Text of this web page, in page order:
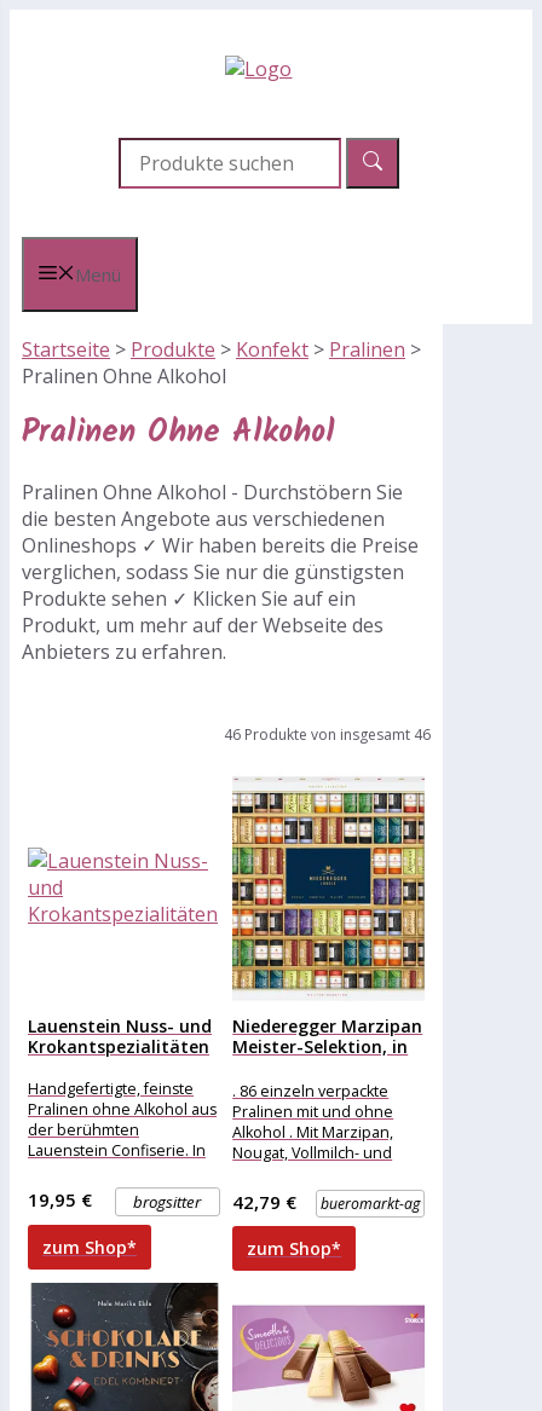
Menü
Startseite > Produkte > Konfekt > Pralinen >
Pralinen Ohne Alkohol
Pralinen Ohne Alkohol
Pralinen Ohne Alkohol - Durchstöbern Sie
die besten Angebote aus verschiedenen
Onlineshops ✓ Wir haben bereits die Preise
verglichen, sodass Sie nur die günstigsten
Produkte sehen ✓ Klicken Sie auf ein
Produkt, um mehr auf der Webseite des
Anbieters zu erfahren.
46 Produkte von insgesamt 46
Lauenstein Nuss- und
Krokantspezialitäten
Handgefertigte, feinste
Pralinen ohne Alkohol aus
der berühmten
Lauenstein Confiserie. In
Zartbitter getaucht,
Mandelnougat-Krokant,
Macadamia-Praline mit
brogsitter
19,95 €
zum Shop*
Niederegger Marzipan
Meister-Selektion, in
1075g
. 86 einzeln verpackte
Pralinen mit und ohne
Alkohol . Mit Marzipan,
Nougat, Vollmilch- und
Merkmale: Ausführung:
Geschenkverpackung,
Pralinen
bueromarkt-ag
42,79 €
zum Shop*